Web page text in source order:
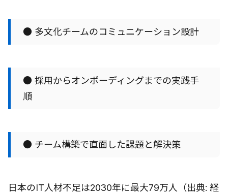
● 多文化チームのコミュニケーション設計
● 採用からオンボーディングまでの実践手
順
● チーム構築で直面した課題と解決策
日本のIT人材不足は2030年に最大79万人（出典: 経